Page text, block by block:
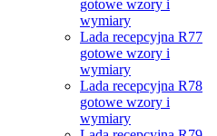
gotowe wzory i
wymiary
Lada recepcyjna R77
gotowe wzory i
wymiary
Lada recepcyjna R78
gotowe wzory i
wymiary